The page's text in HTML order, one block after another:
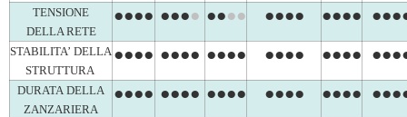
TENSIONE
DELLA RETE
●●●● ●●●● ●●●● ●●●● ●●●●
STABILITA’ DELLA
STRUTTURA
●●●● ●●●● ●●●● ●●●● ●●●●
DURATA DELLA
ZANZARIERA
●●●● ●●●● ●●●● ●●●● ●●●●